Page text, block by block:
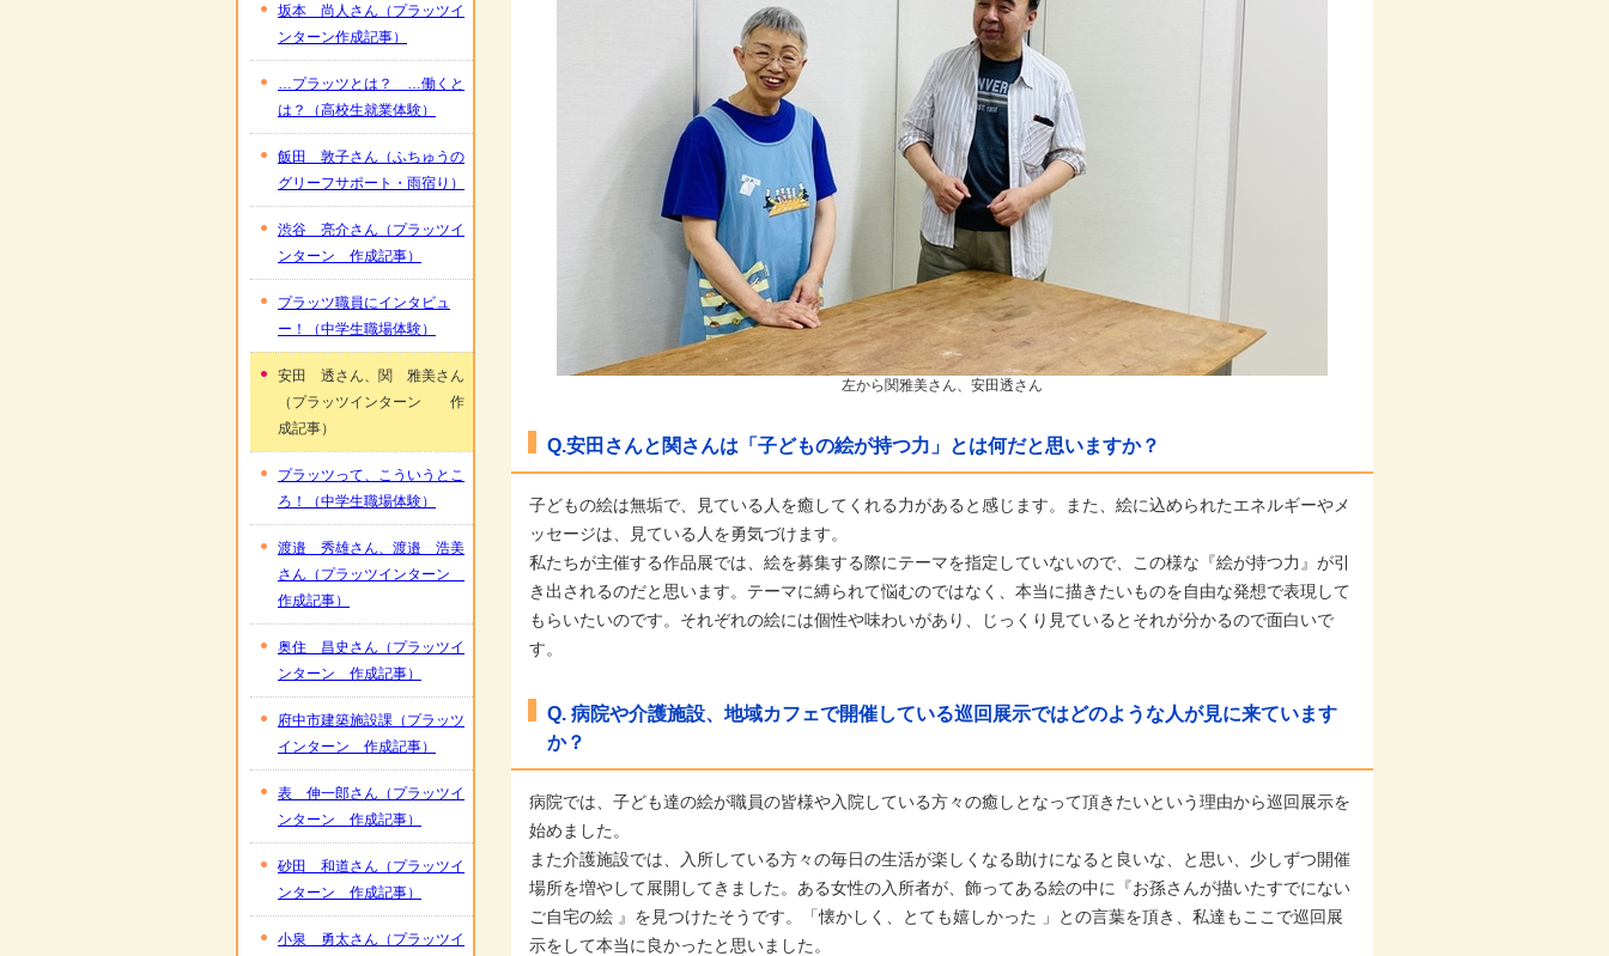
左から関雅美さん、安田透さん
Q.安田さんと関さんは「子どもの絵が持つ力」とは何だと思いますか？
子どもの絵は無垢で、見ている人を癒してくれる力があると感じます。また、絵に込められたエネルギーやメ
ッセージは、見ている人を勇気づけます。
私たちが主催する作品展では、絵を募集する際にテーマを指定していないので、この様な『絵が持つ力』が引
き出されるのだと思います。テーマに縛られて悩むのではなく、本当に描きたいものを自由な発想で表現して
もらいたいのです。それぞれの絵には個性や味わいがあり、じっくり見ているとそれが分かるので面白いで
す。
Q. 病院や介護施設、地域カフェで開催している巡回展示ではどのような人が見に来ています
か？
病院では、子ども達の絵が職員の皆様や入院している方々の癒しとなって頂きたいという理由から巡回展示を
始めました。
また介護施設では、入所している方々の毎日の生活が楽しくなる助けになると良いな、と思い、少しずつ開催
場所を増やして展開してきました。ある女性の入所者が、飾ってある絵の中に『お孫さんが描いたすでにない
ご自宅の絵 』を見つけたそうです。「懐かしく、 とても嬉しかった
」との言葉を頂き、私達もここで巡回展
示をして本当に良かったと思いました。
坂本 尚人さん（プラッツイ
ンターン作成記事）
…プラッツとは？ …働くと
は？（高校生就業体験）
飯田 敦子さん（ふちゅうの
グリーフサポート・雨宿り）
渋谷 亮介さん（プラッツイ
ンターン 作成記事）
プラッツ職員にインタビュ
ー！（中学生職場体験）
安田 透さん、関 雅美さん
（プラッツインターン 作
成記事）
プラッツって、こういうとこ
ろ！（中学生職場体験）
渡邉 秀雄さん、渡邉 浩美
さん（プラッツインターン
作成記事）
奥住 昌史さん（プラッツイ
ンターン 作成記事）
府中市建築施設課（プラッツ
インターン 作成記事）
表 伸一郎さん（プラッツイ
ンターン 作成記事）
砂田 和道さん（プラッツイ
ンターン 作成記事）
小泉 勇太さん（プラッツイ